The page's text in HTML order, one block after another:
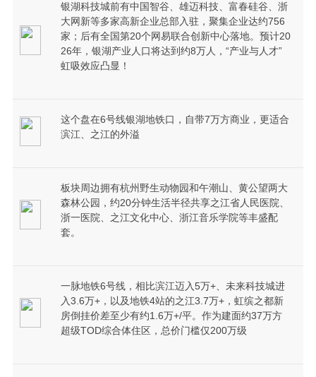
银湖科技城前有中国智谷、雄迈科技、富春硅谷、浙
大网新等多家高新企业总部入驻，聚集企业达约756
家；后有全国第20个网易联合创新中心落地。预计20
26年，银湖产业人口将达到约8万人，“产业与人才”
虹吸效应凸显！
这个盘在6号线银湖地铁口，自带7万方商业，更适合
滨江、之江的外溢
板块周边拥有杭州野生动物园和午潮山、黄公望两大
森林公园，约20分钟生活半径共享之江省人民医院、
浙一医院、之江文化中心、浙江音乐学院等丰盛配
套。
一脉地铁6号线，相比滨江迈入5万+、未来科技城进
入3.6万+，以及地铁4站的之江3.7万+，虹缤之都新
房倒挂价差至少有约1.6万+/平。作为建面约37万方
超级TOD综合体住区，总价门槛仅200万级